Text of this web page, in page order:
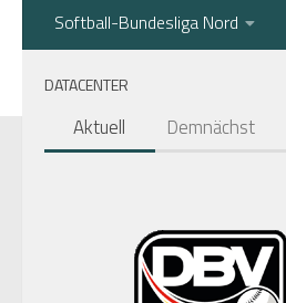
Softball-Bundesliga Nord
DATACENTER
Aktuell Demnächst